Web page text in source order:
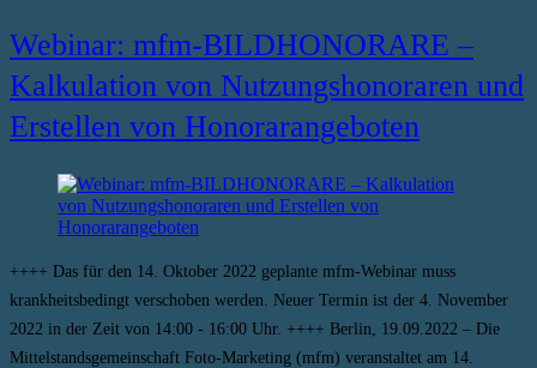
Webinar: mfm-BILDHONORARE –
Kalkulation von Nutzungshonoraren und
Erstellen von Honorarangeboten
++++ Das für den 14. Oktober 2022 geplante mfm-Webinar muss
krankheitsbedingt verschoben werden. Neuer Termin ist der 4. November
2022 in der Zeit von 14:00 - 16:00 Uhr. ++++ Berlin, 19.09.2022 – Die
Mittelstandsgemeinschaft Foto-Marketing (mfm) veranstaltet am 14.